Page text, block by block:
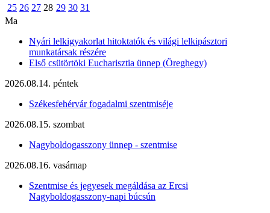
25 26 27 28 29 30 31
Ma
Nyári lelkigyakorlat hitoktatók és világi lelkipásztori
munkatársak részére
Első csütörtöki Eucharisztia ünnep (Öreghegy)
2026.08.14. péntek
Székesfehérvár fogadalmi szentmiséje
2026.08.15. szombat
Nagyboldogasszony ünnep - szentmise
2026.08.16. vasárnap
Szentmise és jegyesek megáldása az Ercsi
Nagyboldogasszony-napi búcsún